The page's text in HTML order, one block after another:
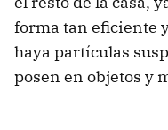
forma tan eficiente
haya partículas
posen en objetos y